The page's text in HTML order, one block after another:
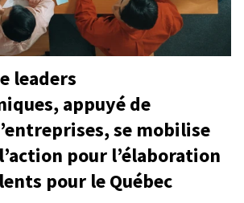
leaders
appuyé de
se mobilise
pour l’élaboration
pour le Québec